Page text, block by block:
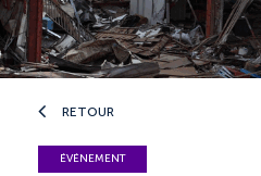
RETOUR
ÉVÉNEMENT